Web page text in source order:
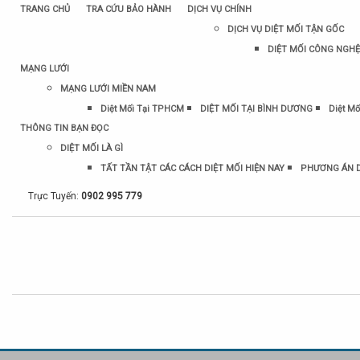
TRANG CHỦ TRA CỨU BẢO HÀNH
DỊCH VỤ CHÍNH
DỊCH VỤ DIỆT MỐI TẬN GỐC
DIỆT MỐI CÔNG
MẠNG LƯỚI
MẠNG LƯỚI MIỀN NAM
Diệt Mối Tại TPHCM
DIỆT MỐI TẠI BÌNH DƯƠNG
Diệt
THÔNG TIN BẠN ĐỌC
DIỆT MỐI LÀ GÌ
TẤT TẦN TẬT CÁC CÁCH DIỆT MỐI HIỆN NAY
PHƯƠNG ÁN
Trực Tuyến: 0902 995 779